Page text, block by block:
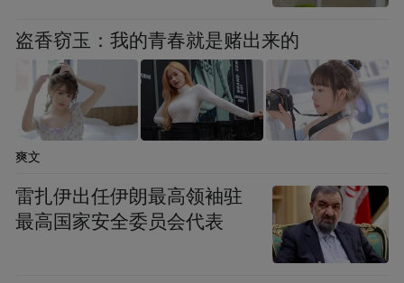
盗香窃玉：我的青春就是赌出来的
爽文
雷扎伊出任伊朗最高领袖驻
最高国家安全委员会代表